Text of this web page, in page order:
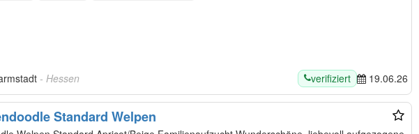
- Hessen verifiziert 19.06.26
Standard Welpen